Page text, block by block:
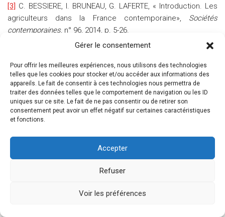
Gérer le consentement
Pour offrir les meilleures expériences, nous utilisons des technologies
telles que les cookies pour stocker et/ou accéder aux informations des
appareils. Le fait de consentir à ces technologies nous permettra de
traiter des données telles que le comportement de navigation ou les ID
uniques sur ce site. Le fait de ne pas consentir ou de retirer son
consentement peut avoir un effet négatif sur certaines caractéristiques
et fonctions.
Accepter
Refuser
Voir les préférences
[3] C. BESSIERE, I. BRUNEAU, G. LAFERTE, « Introduction. Les
agriculteurs dans la France contemporaine», Sociétés
contemporaines, n° 96, 2014, p. 5-26.
d’agriculteur-trice-s. Cette catégorie générique inclut les
Groupes de Valorisation Agricole Féminins (GVAF), les Groupe
de Développement et d’Etude Agricole (GEDA) féminins. Leur
encadrement est assuré des techniciennes de la chambre
d’agriculture qui disposent d’un temps de travail alloué à leur
[5]R-M. LAGRAVE (dir.),Celles de la terre. Agricultrice :
l’invention politique d’un métier, Paris, Editions de l’EHESS,